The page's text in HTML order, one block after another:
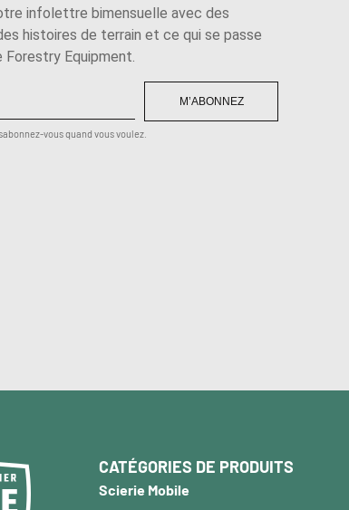
infolettre bimensuelle avec des
histoires de terrain et ce qui se passe
Forestry Equipment.
M’ABONNEZ
vous quand vous voulez.
CATÉGORIES DE PRODUITS
Scierie Mobile